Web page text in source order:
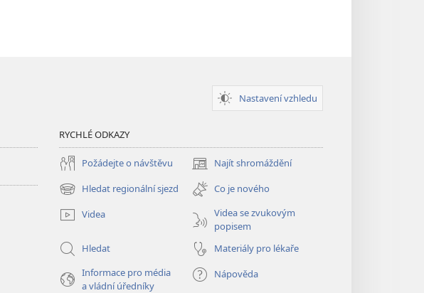
Nastavení vzhledu
RYCHLÉ ODKAZY
Požádejte o návštěvu Najít shromáždění
(otevřeno
nové
okno)
Hledat regionální sjezd
(otevřeno
nové
okno)
Co je nového
Videa
Videa se zvukovým
popisem
Hledat
Materiály pro lékaře
Informace pro média
a vládní úředníky
Nápověda